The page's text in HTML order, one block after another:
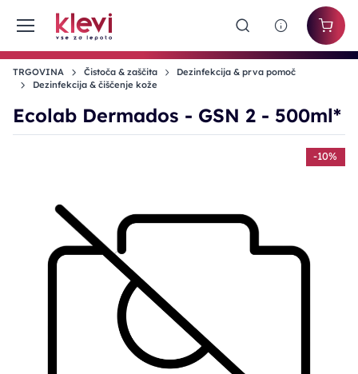
TRGOVINA Čistoča & zaščita
Dezinfekcija & prva pomoč
Dezinfekcija & čiščenje kože
Ecolab Dermados - GSN 2 - 500ml*
-10%